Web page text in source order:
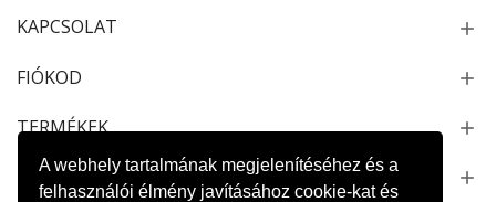
A webhely tartalmának megjelenítéséhez és a
felhasználói élmény javításához cookie-kat és
KAPCSOLAT
FIÓKOD
TERMÉKEK
NEWSLETTER